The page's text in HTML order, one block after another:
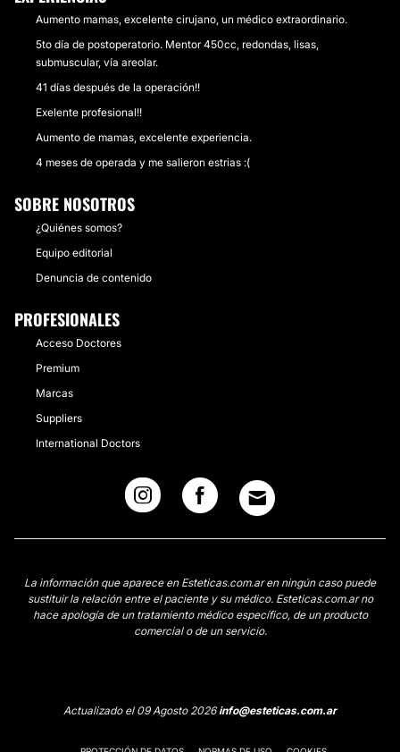
Aumento mamas, excelente cirujano, un médico extraordinario.
5to día de postoperatorio. Mentor 450cc, redondas, lisas,
submuscular, vía areolar.
41 días después de la operación!!
Exelente profesional!!
Aumento de mamas, excelente experiencia.
4 meses de operada y me salieron estrias :(
SOBRE NOSOTROS
¿Quiénes somos?
Equipo editorial
Denuncia de contenido
PROFESIONALES
Acceso Doctores
Premium
Marcas
Suppliers
International Doctors
La información que aparece en Esteticas.com.ar en ningún caso puede
sustituir la relación entre el paciente y su médico. Esteticas.com.ar no
hace apología de un tratamiento médico específico, de un producto
comercial o de un servicio.
Actualizado el 09 Agosto 2026info@esteticas.com.ar